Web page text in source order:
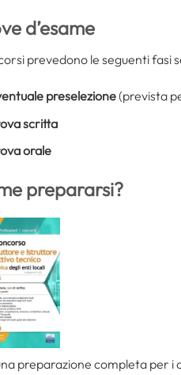
d’esame
prevedono le seguenti fasi
preselezione(prevista
scritta
orale
prepararsi?
preparazione completa per i